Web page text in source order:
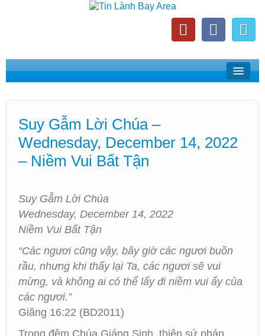
Home
Phát Thanh Tin Lành Bay Area
Các Hội Thánh Bắc California
Suy Gẫm Lời Chúa –
Wednesday, December 14, 2022
– Niềm Vui Bất Tận
Suy Gẫm Lời Chúa
Wednesday, December 14, 2022
Niềm Vui Bất Tận
“Các ngươi cũng vậy, bây giờ các ngươi buồn
rầu, nhưng khi thấy lại Ta, các ngươi sẽ vui
mừng, và không ai có thể lấy đi niềm vui ấy của
các ngươi.”
Giăng 16:22 (BD2011)
Trong đêm Chúa Giáng Sinh, thiên sứ phán